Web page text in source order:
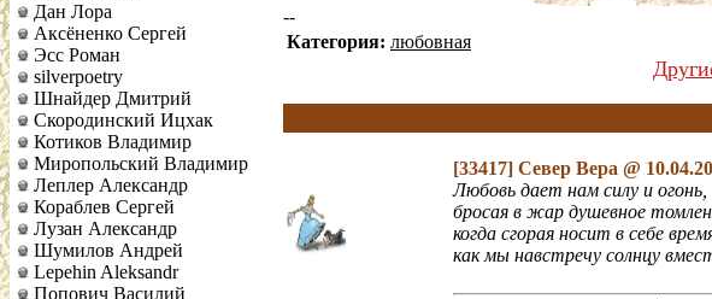
Дан Лора
Аксёненко Сергей
Эсс Роман
silverpoetry
Шнайдер Дмитрий
Скородинский Ицхак
Котиков Владимир
Миропольский Владимир
Леплер Александр
Кораблев Сергей
Лузан Александр
Шумилов Андрей
Lepehin Aleksandr
Попович Василий
--
Категория: любовная
[33417] Север Вера @
Любовь дает нам силу и огонь,
бросая в жар душевное
когда сгорая носит в себе
как мы навстречу солнцу